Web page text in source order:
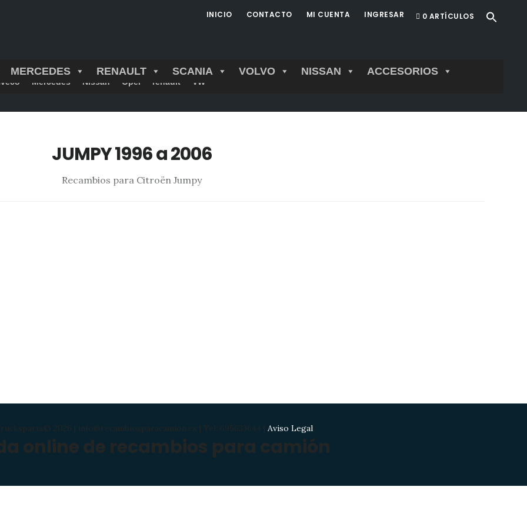
INICIO CONTACTO MI CUENTA INGRESAR 0 ARTÍCULOS
Mercedes Nissan Opel renault VW
MERCEDES RENAULT SCANIA VOLVO NISSAN ACCESORIOS
JUMPY 1996 a 2006
Recambios para Citroën Jumpy
2026 | info@recambiosparacamion.es | Tel: 695633644 | Aviso Legal
online de recambios para camión